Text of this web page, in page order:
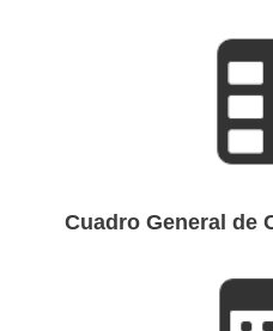
Cuadro General de